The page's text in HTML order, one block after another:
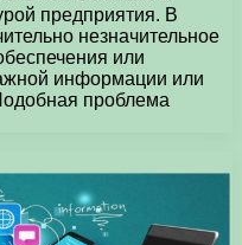
предприятия. В
незначительное
или
информации или
проблема